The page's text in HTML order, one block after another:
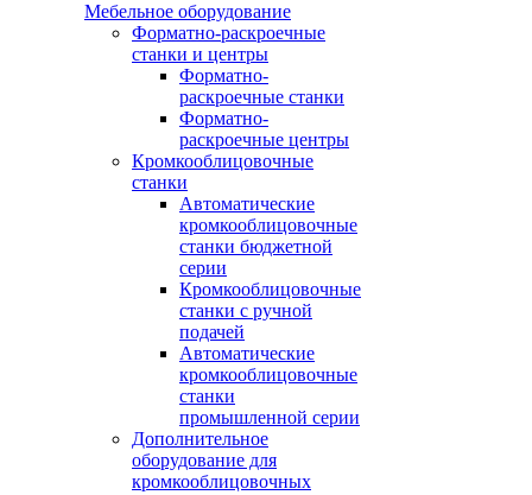
Мебельное оборудование
Форматно-раскроечные
станки и центры
Форматно-
раскроечные станки
Форматно-
раскроечные центры
Кромкооблицовочные
станки
Автоматические
кромкооблицовочные
станки бюджетной
серии
Кромкооблицовочные
станки с ручной
подачей
Автоматические
кромкооблицовочные
станки
промышленной серии
Дополнительное
оборудование для
кромкооблицовочных